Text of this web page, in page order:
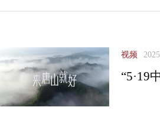
视频
“5·19